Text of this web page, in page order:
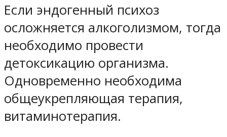
Если эндогенный психоз
осложняется алкоголизмом, тогда
необходимо провести
детоксикацию организма.
Одновременно необходима
общеукрепляющая терапия,
витаминотерапия.